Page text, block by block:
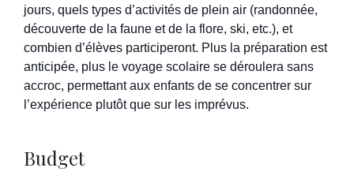
jours, quels types d’activités de plein air (randonnée,
découverte de la faune et de la flore, ski, etc.), et
combien d’élèves participeront. Plus la préparation est
anticipée, plus le voyage scolaire se déroulera sans
accroc, permettant aux enfants de se concentrer sur
l’expérience plutôt que sur les imprévus.
Budget